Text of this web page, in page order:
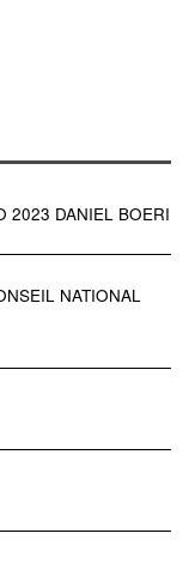
2023 DANIEL BOERI
NATIONAL